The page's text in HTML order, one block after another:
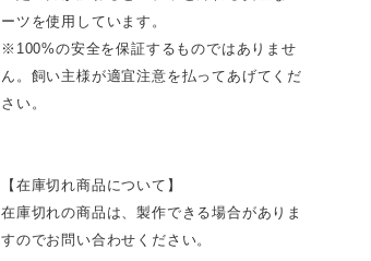
ーツを使用しています。
※100%の安全を保証するものではありませ
ん。飼い主様が適宜注意を払ってあげてくだ
さい。
【在庫切れ商品について】
在庫切れの商品は、製作できる場合がありま
すのでお問い合わせください。